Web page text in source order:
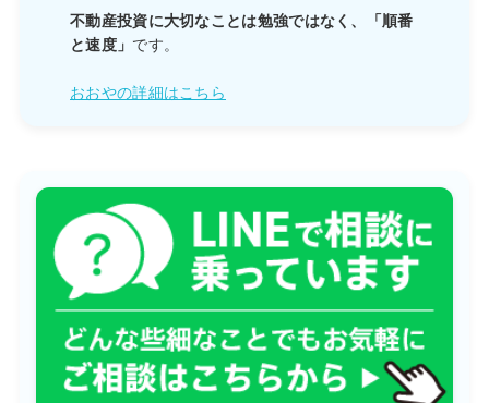
不動産投資に大切なことは勉強ではなく、「順番
と速度」 です。
おおやの詳細はこちら